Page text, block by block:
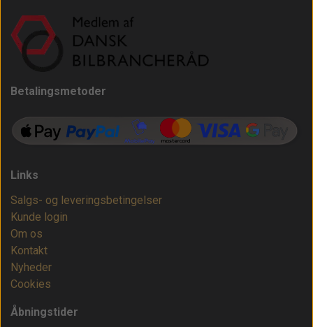
Betalingsmetoder
Links
Salgs- og leveringsbetingelser
Kunde login
Om os
Kontakt
Nyheder
Cookies
Åbningstider